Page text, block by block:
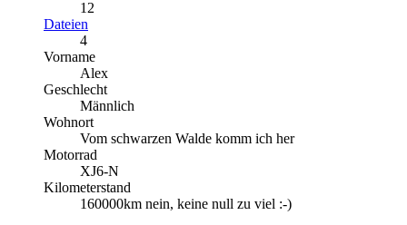
12
Dateien
4
Vorname
Alex
Geschlecht
Männlich
Wohnort
Vom schwarzen Walde komm ich her
Motorrad
XJ6-N
Kilometerstand
160000km nein, keine null zu viel :-)